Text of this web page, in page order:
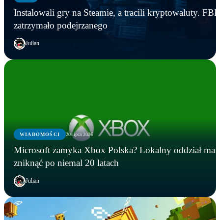
Instalowali gry na Steamie, a tracili kryptowaluty. FBI
zatrzymało podejrzanego
Julian
WIADOMOŚCI 20 lipca 2026
Microsoft zamyka Xbox Polska? Lokalny oddział ma
zniknąć po niemal 20 latach
Julian